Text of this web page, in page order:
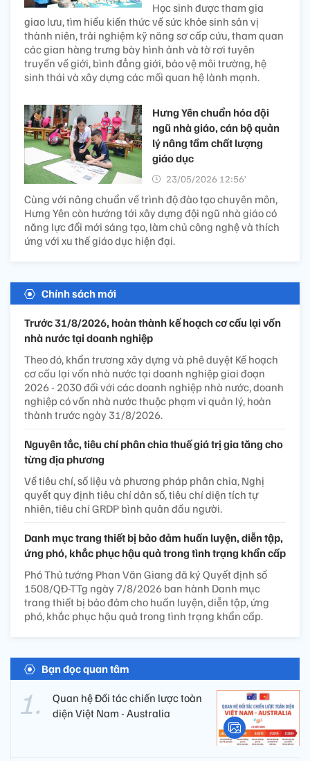
Học sinh được tham gia
giao lưu, tìm hiểu kiến thức về sức khỏe sinh sản vị
thành niên, trải nghiệm kỹ năng sơ cấp cứu, tham quan
các gian hàng trưng bày hình ảnh và tờ rơi tuyên
truyền về giới, bình đẳng giới, bảo vệ môi trường, hệ
sinh thái và xây dựng các mối quan hệ lành mạnh.
Hưng Yên chuẩn hóa đội
ngũ nhà giáo, cán bộ quản
lý nâng tầm chất lượng
giáo dục
23/05/2026 12:56’
Cùng với nâng chuẩn về trình độ đào tạo chuyên môn,
Hưng Yên còn hướng tới xây dựng đội ngũ nhà giáo có
năng lực đổi mới sáng tạo, làm chủ công nghệ và thích
ứng với xu thế giáo dục hiện đại.
Chính sách mới
Trước 31/8/2026, hoàn thành kế hoạch cơ cấu lại vốn
nhà nước tại doanh nghiệp
Theo đó, khẩn trương xây dựng và phê duyệt Kế hoạch
cơ cấu lại vốn nhà nước tại doanh nghiệp giai đoạn
2026 - 2030 đối với các doanh nghiệp nhà nước, doanh
nghiệp có vốn nhà nước thuộc phạm vi quản lý, hoàn
thành trước ngày 31/8/2026.
Nguyên tắc, tiêu chí phân chia thuế giá trị gia tăng cho
từng địa phương
Về tiêu chí, số liệu và phương pháp phân chia, Nghị
quyết quy định tiêu chí dân số, tiêu chí diện tích tự
nhiên, tiêu chí GRDP bình quân đầu người.
Danh mục trang thiết bị bảo đảm huấn luyện, diễn tập,
ứng phó, khắc phục hậu quả trong tình trạng khẩn cấp
Phó Thủ tướng Phan Văn Giang đã ký Quyết định số
1508/QĐ-TTg ngày 7/8/2026 ban hành Danh mục
trang thiết bị bảo đảm cho huấn luyện, diễn tập, ứng
phó, khắc phục hậu quả trong tình trạng khẩn cấp.
Bạn đọc quan tâm
Quan hệ Đối tác chiến lược toàn
diện Việt Nam - Australia